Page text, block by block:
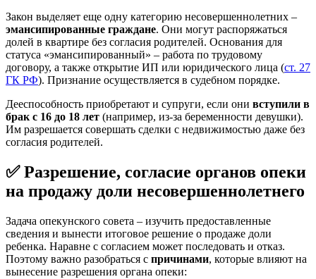
Закон выделяет еще одну категорию несовершеннолетних –
эмансипированные граждане. Они могут распоряжаться
долей в квартире без согласия родителей. Основания для
статуса «эмансипированный» – работа по трудовому
договору, а также открытие ИП или юридического лица (ст. 27
ГК РФ). Признание осуществляется в судебном порядке.
Дееспособность приобретают и супруги, если они вступили в
брак с 16 до 18 лет (например, из-за беременности девушки).
Им разрешается совершать сделки с недвижимостью даже без
согласия родителей.
✅ Разрешение, согласие органов опеки
на продажу доли несовершеннолетнего
Задача опекунского совета – изучить предоставленные
сведения и вынести итоговое решение о продаже доли
ребенка. Наравне с согласием может последовать и отказ.
Поэтому важно разобраться с причинами, которые влияют на
вынесение разрешения органа опеки: